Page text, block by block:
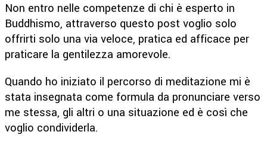
Non entro nelle competenze di chi è esperto in
Buddhismo, attraverso questo post voglio solo
offrirti solo una via veloce, pratica ed afficace per
praticare la gentilezza amorevole.
Quando ho iniziato il percorso di meditazione mi è
stata insegnata come formula da pronunciare verso
me stessa, gli altri o una situazione ed è così che
voglio condividerla.